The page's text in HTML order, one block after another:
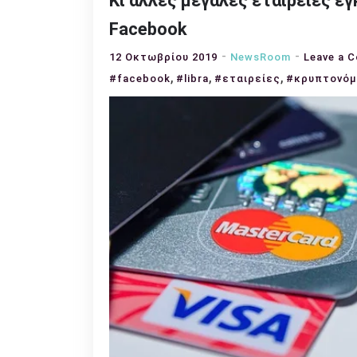
Facebook
12 Οκτωβρίου 2019 NewsRoom Leave a
#facebook, #libra, #εταιρείες ,